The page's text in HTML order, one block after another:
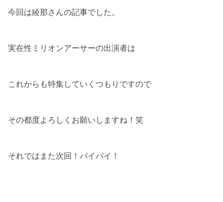
今回は綾那さんの記事でした。
実在性ミリオンアーサーの出演者は
これからも特集していくつもりですので
その都度よろしくお願いしますね！笑
それではまた次回！バイバイ！